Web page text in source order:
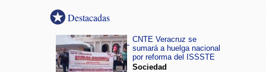
Destacadas
CNTE Veracruz se
sumará a huelga nacional
por reforma del ISSSTE
Sociedad